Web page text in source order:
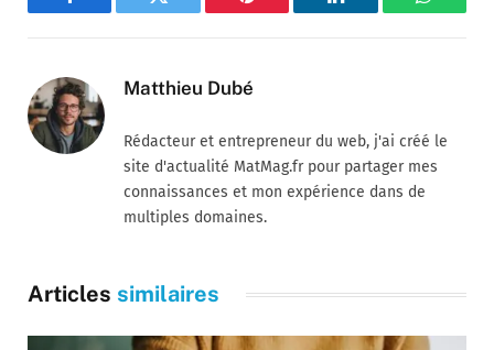
Facebook Twitter Pinterest LinkedIn
Matthieu Dubé
Rédacteur et entrepreneur du web, j'ai créé le
site d'actualité MatMag.fr pour partager mes
connaissances et mon expérience dans de
multiples domaines.
Articles similaires